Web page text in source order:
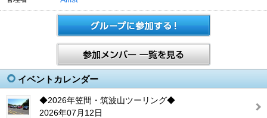
イベントカレンダー
◆2026年笠間・筑波山ツーリング◆
2026年07月12日